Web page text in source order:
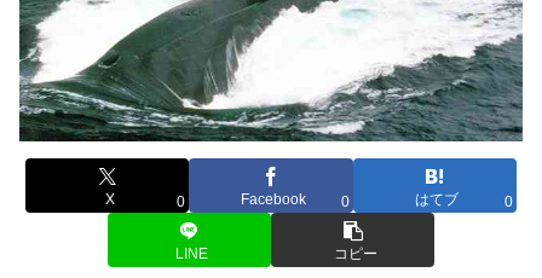
X 0 Facebook 0 はてブ 0
LINE コピー